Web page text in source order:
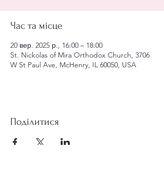
Час та місце
20 вер. 2025 р., 16:00 – 18:00
St. Nickolas of Mira Orthodox Church, 3706
W St Paul Ave, McHenry, IL 60050, USA
Поділитися